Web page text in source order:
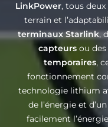
LinkPower, tous
terrain et
terminaux Starlink,
capteursou des
temporaires,
fonctionnement
technologie lithium
de l’énergie et
facilement